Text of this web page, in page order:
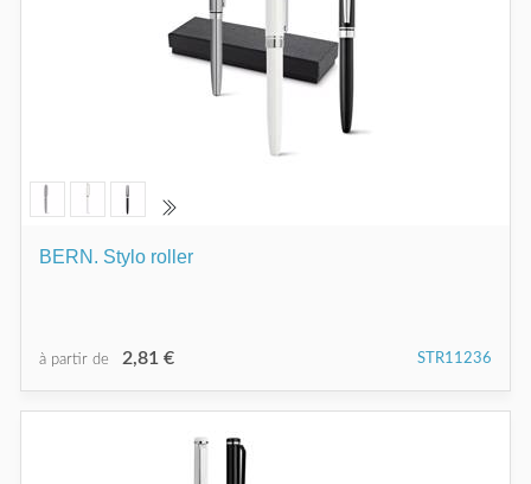
BERN. Stylo roller
à partir de 2,81 € STR11236